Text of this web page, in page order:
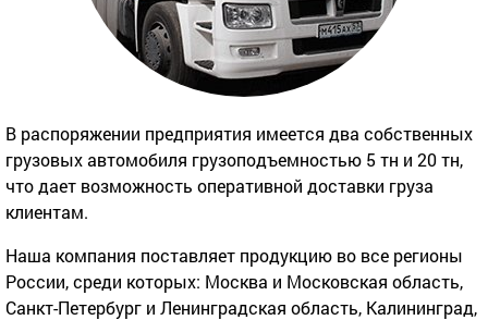
В распоряжении предприятия имеется два собственных
грузовых автомобиля грузоподъемностью 5 тн и 20 тн,
что дает возможность оперативной доставки груза
клиентам.
Наша компания поставляет продукцию во все регионы
России, среди которых: Москва и Московская область,
Санкт-Петербург и Ленинградская область, Калининград,